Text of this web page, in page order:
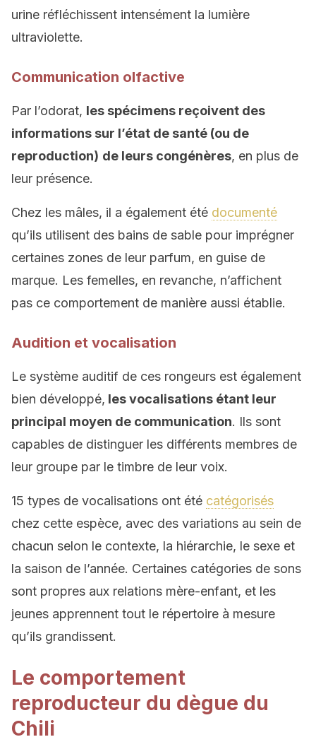
urine réfléchissent intensément la lumière
ultraviolette.
Communication olfactive
Par l’odorat, les spécimens reçoivent des
informations sur l’état de santé (ou de
reproduction) de leurs congénères, en plus de
leur présence.
Chez les mâles, il a également été documenté
qu’ils utilisent des bains de sable pour imprégner
certaines zones de leur parfum, en guise de
marque. Les femelles, en revanche, n’affichent
pas ce comportement de manière aussi établie.
Audition et vocalisation
Le système auditif de ces rongeurs est également
bien développé, les vocalisations étant leur
principal moyen de communication. Ils sont
capables de distinguer les différents membres de
leur groupe par le timbre de leur voix.
15 types de vocalisations ont été catégorisés
chez cette espèce, avec des variations au sein de
chacun selon le contexte, la hiérarchie, le sexe et
la saison de l’année. Certaines catégories de sons
sont propres aux relations mère-enfant, et les
jeunes apprennent tout le répertoire à mesure
qu’ils grandissent.
Le comportement
reproducteur du dègue du
Chili